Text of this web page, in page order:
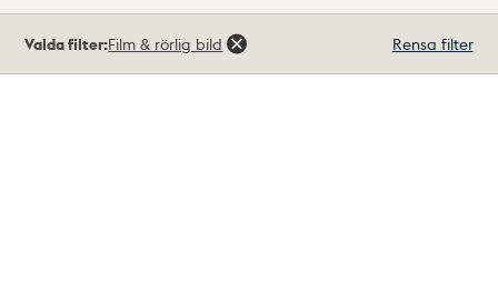
träffar
Valda filter:Film & rörlig bild Rensa filter